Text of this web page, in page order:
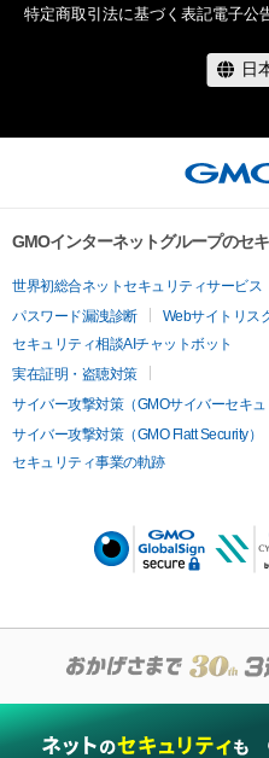
特定商取引法に基づく表記電子公
GMOインターネットグループのセ
世界初総合ネットセキュリティサービス
パスワード漏洩診断
Webサイトリス
セキュリティ相談AIチャットボット
実在証明・盗聴対策
サイバー攻撃対策（GMOサイバーセキュ
サイバー攻撃対策（GMO Flatt Security）
セキュリティ事業の軌跡